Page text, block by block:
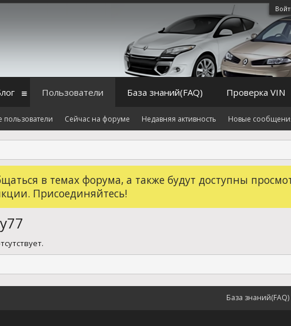
в темах форума, а также будут доступны
Присоединяйтесь!
Пользователи
Сейчас на форуме Недавняя активность Новые
База знаний(FAQ) Проверка VIN
База знаний(FAQ)